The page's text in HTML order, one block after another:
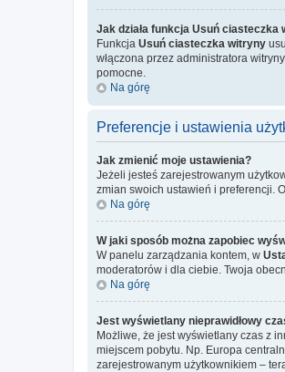
Jak działa funkcja Usuń ciasteczka
Funkcja Usuń ciasteczka witryny
włączona przez administratora
pomocne.
Na górę
Preferencje i ustawienia
Jak zmienić moje ustawienia?
Jeżeli jesteś zarejestrowanym
zmian swoich ustawień i preferencji.
Na górę
W jaki sposób można zapobiec
W panelu zarządzania kontem, w
moderatorów i dla ciebie. Twoja
Na górę
Jest wyświetlany nieprawidłowy
Możliwe, że jest wyświetlany czas z
miejscem pobytu. Np. Europa
zarejestrowanym użytkownikiem –